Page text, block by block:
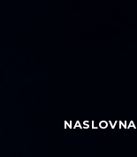
NASLOVNA